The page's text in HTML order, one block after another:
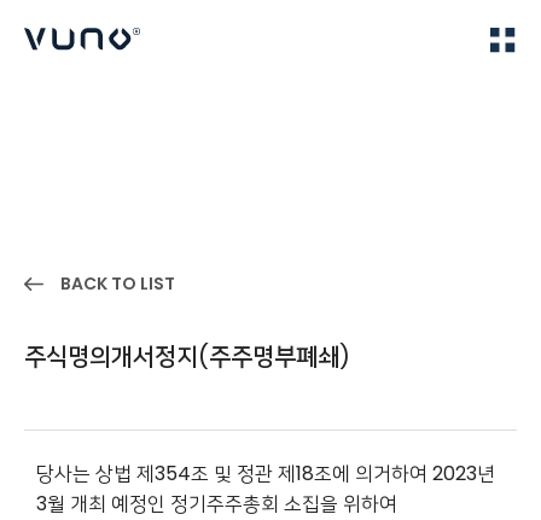
BACK TO LIST
주식명의개서정지(주주명부폐쇄)
당사는 상법 제354조 및 정관 제18조에 의거하여 2023년
3월 개최 예정인 정기주주총회 소집을 위하여